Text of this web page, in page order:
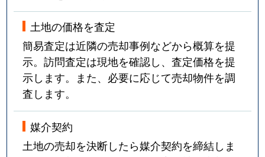
土地の価格を査定
簡易査定は近隣の売却事例などから概算を提
示。訪問査定は現地を確認し、査定価格を提
示します。また、必要に応じて売却物件を調
査します。
媒介契約
土地の売却を決断したら媒介契約を締結しま